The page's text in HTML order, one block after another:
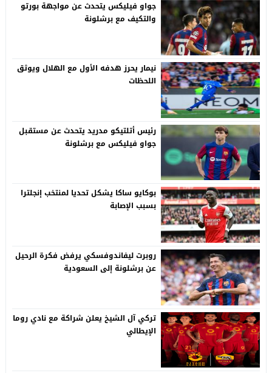
جواو فيليكس يتحدث عن مواجهة بورتو
والتكيف مع برشلونة
نيمار يحرز هدفه الأول مع الهلال ويوثق
اللحظات
رئيس أتلتيكو مدريد يتحدث عن مستقبل
جواو فيليكس مع برشلونة
بوكايو ساكا يشكل تحديا لمنتخب إنجلترا
بسبب الإصابة
روبرت ليفاندوفسكي يرفض فكرة الرحيل
عن برشلونة إلى السعودية
تركي آل الشيخ يعلن شراكة مع نادي روما
الإيطالي